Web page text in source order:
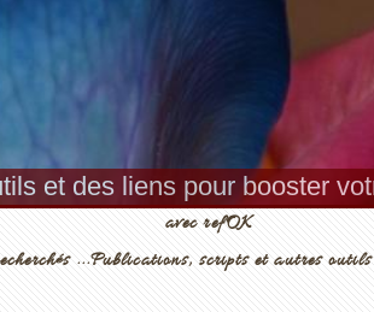
et des liens pour booster
avec refOK
...Publications, scripts et autres